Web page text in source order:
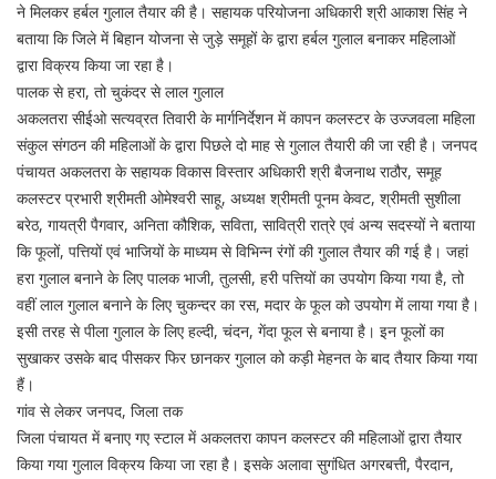
ने मिलकर हर्बल गुलाल तैयार की है। सहायक परियोजना अधिकारी श्री आकाश सिंह ने
बताया कि जिले में बिहान योजना से जुड़े समूहों के द्वारा हर्बल गुलाल बनाकर महिलाओं
द्वारा विक्रय किया जा रहा है।
पालक से हरा, तो चुकंदर से लाल गुलाल
अकलतरा सीईओ सत्यव्रत तिवारी के मार्गनिर्देशन में कापन कलस्टर के उज्जवला महिला
संकुल संगठन की महिलाओं के द्वारा पिछले दो माह से गुलाल तैयारी की जा रही है। जनपद
पंचायत अकलतरा के सहायक विकास विस्तार अधिकारी श्री बैजनाथ राठौर, समूह
कलस्टर प्रभारी श्रीमती ओमेश्वरी साहू, अध्यक्ष श्रीमती पूनम केवट, श्रीमती सुशीला
बरेठ, गायत्री पैगवार, अनिता कौशिक, सविता, सावित्री रात्रे एवं अन्य सदस्यों ने बताया
कि फूलों, पत्तियों एवं भाजियों के माध्यम से विभिन्न रंगों की गुलाल तैयार की गई है। जहां
हरा गुलाल बनाने के लिए पालक भाजी, तुलसी, हरी पत्तियों का उपयोग किया गया है, तो
वहीं लाल गुलाल बनाने के लिए चुकन्दर का रस, मदार के फूल को उपयोग में लाया गया है।
इसी तरह से पीला गुलाल के लिए हल्दी, चंदन, गेंदा फूल से बनाया है। इन फूलों का
सुखाकर उसके बाद पीसकर फिर छानकर गुलाल को कड़ी मेहनत के बाद तैयार किया गया
हैं।
गांव से लेकर जनपद, जिला तक
जिला पंचायत में बनाए गए स्टाल में अकलतरा कापन कलस्टर की महिलाओं द्वारा तैयार
किया गया गुलाल विक्रय किया जा रहा है। इसके अलावा सुगंधित अगरबत्ती, पैरदान,